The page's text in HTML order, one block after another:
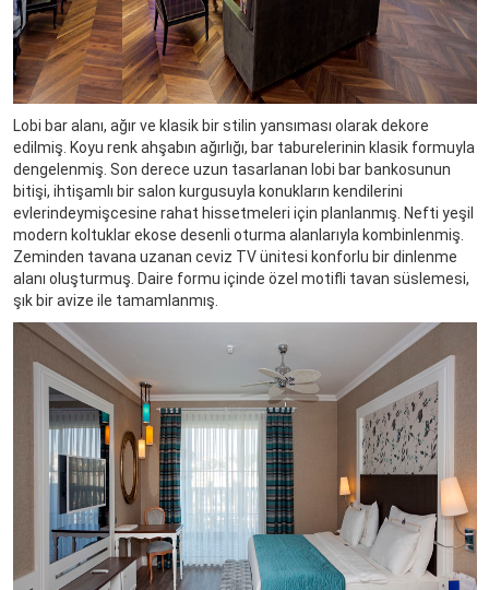
Lobi bar alanı, ağır ve klasik bir stilin yansıması olarak dekore
edilmiş. Koyu renk ahşabın ağırlığı, bar taburelerinin klasik formuyla
dengelenmiş. Son derece uzun tasarlanan lobi bar bankosunun
bitişi, ihtişamlı bir salon kurgusuyla konukların kendilerini
evlerindeymişcesine rahat hissetmeleri için planlanmış. Nefti yeşil
modern koltuklar ekose desenli oturma alanlarıyla kombinlenmiş.
Zeminden tavana uzanan ceviz TV ünitesi konforlu bir dinlenme
alanı oluşturmuş. Daire formu içinde özel motifli tavan süslemesi,
şık bir avize ile tamamlanmış.